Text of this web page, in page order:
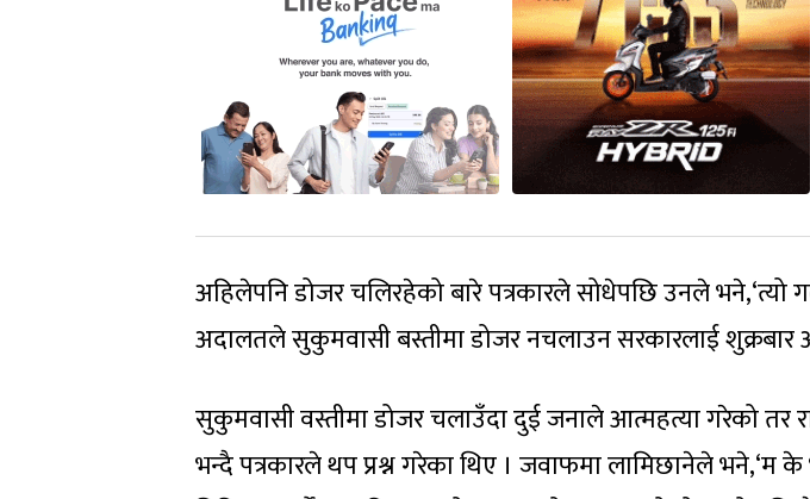
अहिलेपनि डोजर चलिरहेको बारे पत्रकारले सोधेपछि उनले भने,‘त्यो
अदालतले सुकुमवासी बस्तीमा डोजर नचलाउन सरकारलाई शुक्रबार
सुकुमवासी वस्तीमा डोजर चलाउँदा दुई जनाले आत्महत्या गरेको तर
भन्दै पत्रकारले थप प्रश्न गरेका थिए । जवाफमा लामिछानेले भने,‘म